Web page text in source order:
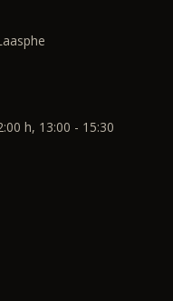
h, 13:00 - 15:30